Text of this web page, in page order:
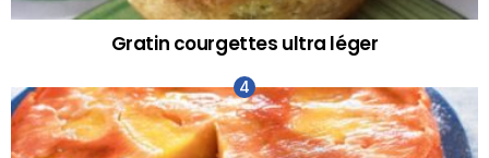
Gratin courgettes ultra léger